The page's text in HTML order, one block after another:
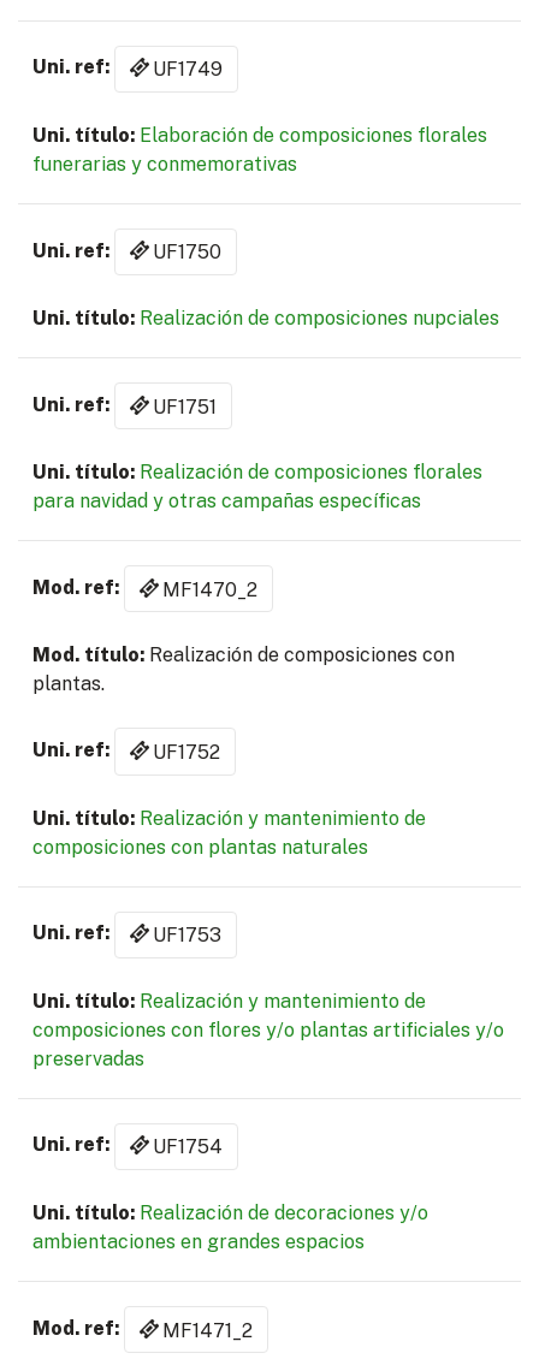
UF1749
Elaboración de composiciones florales
funerarias y conmemorativas
UF1750
Realización de composiciones nupciales
UF1751
Realización de composiciones florales
para navidad y otras campañas específicas
MF1470_2
Realización de composiciones con
plantas.
UF1752
Realización y mantenimiento de
composiciones con plantas naturales
UF1753
Realización y mantenimiento de
composiciones con flores y/o plantas artificiales y/o
preservadas
UF1754
Realización de decoraciones y/o
ambientaciones en grandes espacios
MF1471_2